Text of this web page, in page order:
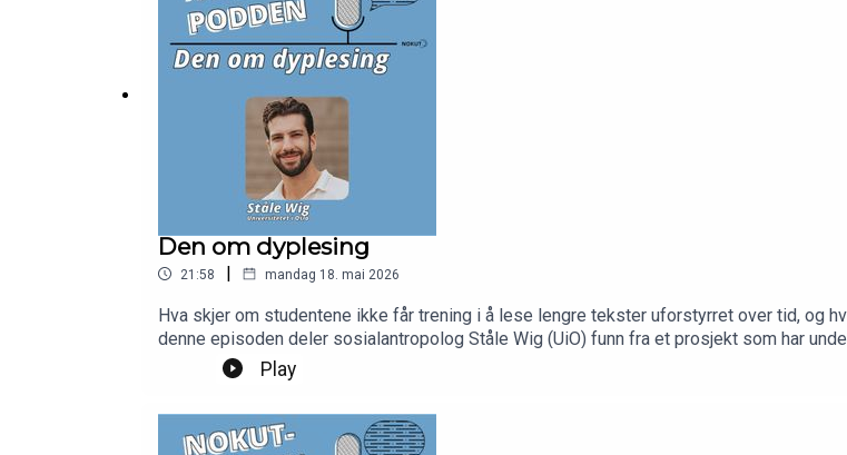
Den om dyplesing
21:58 | mandag 18. mai 2026
Hva skjer om studentene ikke får trening i å lese lengre tekster uforstyrret over tid, og
denne episoden deler sosialantropolog Ståle Wig (UiO) funn fra et prosjekt som har
blant annet høre om hva vi vinner på å bytte ut valgmuligheter og distraksjoner med
Play